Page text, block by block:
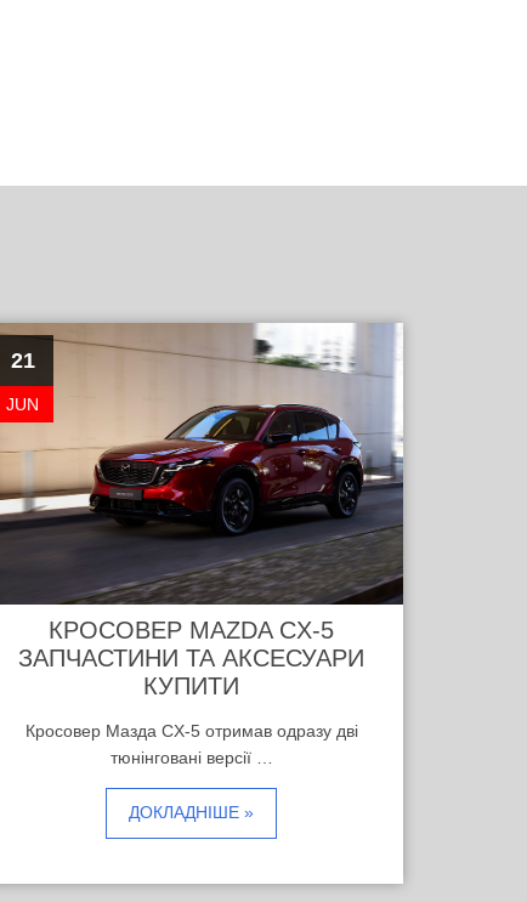
21
JUN
КРОСОВЕР MAZDA CX-5
ЗАПЧАСТИНИ ТА АКСЕСУАРИ
КУПИТИ
Кросовер Мазда CX-5 отримав одразу дві
тюнінговані версії …
ДОКЛАДНІШЕ »